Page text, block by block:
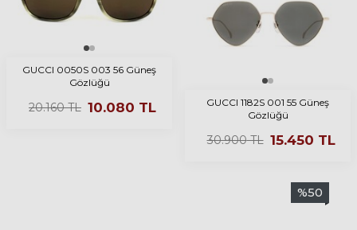
GUCCI 0050S 003 56 Güneş
Gözlüğü
20.160TL 10.080 TL
GUCCI 1182S 001 55 Güneş
Gözlüğü
30.900TL 15.450 TL
%50